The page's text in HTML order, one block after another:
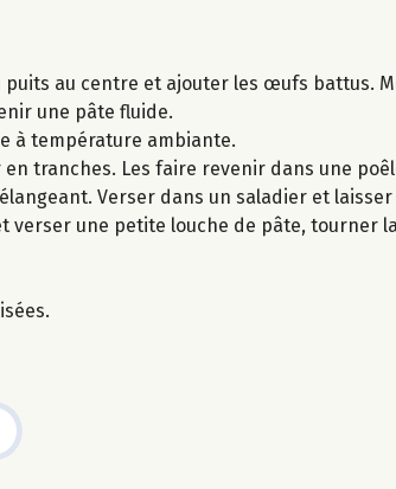
puits au centre et ajouter les œufs battus.
une pâte fluide.
à température ambiante.
tranches. Les faire revenir dans une
Verser dans un saladier et
une petite louche de pâte, tourner